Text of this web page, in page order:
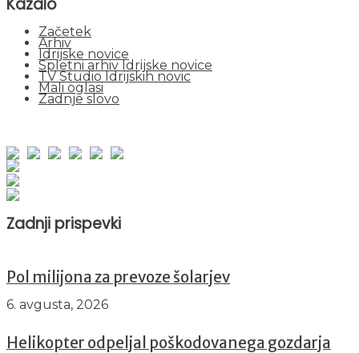
Kazalo
Začetek
Arhiv
Idrijske novice
Spletni arhiv Idrijske novice
TV Studio Idrijskih novic
Mali oglasi
Zadnje slovo
Zadnji prispevki
Pol milijona za prevoze šolarjev
6. avgusta, 2026
Helikopter odpeljal poškodovanega gozdarja